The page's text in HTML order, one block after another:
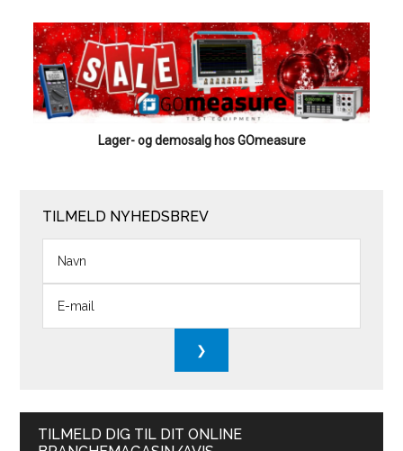
Lager- og demosalg hos GOmeasure
TILMELD NYHEDSBREV
TILMELD DIG TIL DIT ONLINE